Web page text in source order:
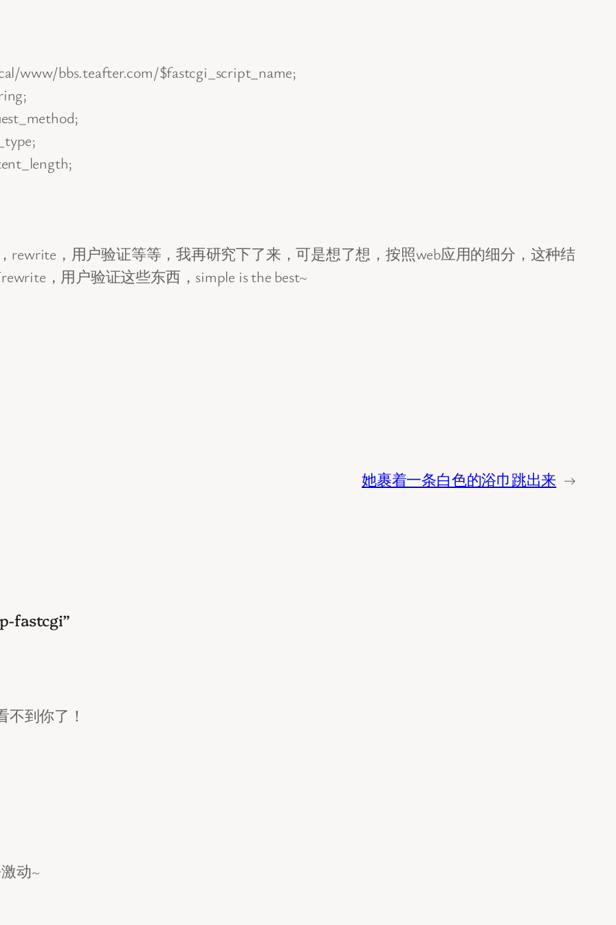
www/bbs.teafter.com/$fastcgi_script_name;
rewrite，用户验证等等，我再研究下了来，可是想了想，按照web应用的细分，这种结
，用户验证这些东西，simple is the best~
她裹着一条白色的浴巾跳出来 →
fastcgi”
到你了！
动~